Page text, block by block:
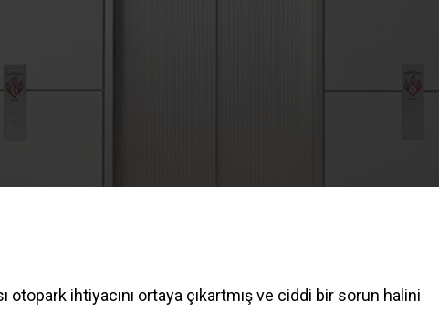
otopark ihtiyacını ortaya çıkartmış ve ciddi bir sorun halini